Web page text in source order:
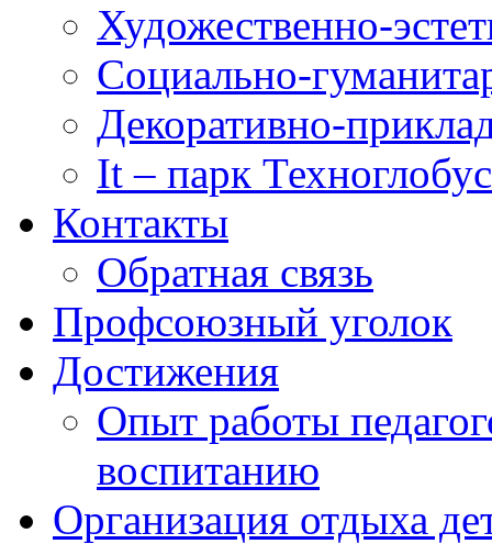
Художественно-
Социально-
Декоративно-
It – парк Техноглобус
Контакты
Обратная связь
Профсоюзный уголок
Достижения
Опыт работы
воспитанию
Организация отдыха